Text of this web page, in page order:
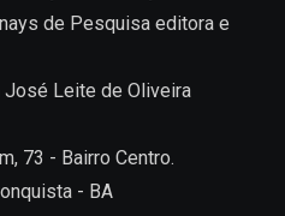
de Pesquisa editora e
Leite de Oliveira
73 - Bairro Centro.
- BA